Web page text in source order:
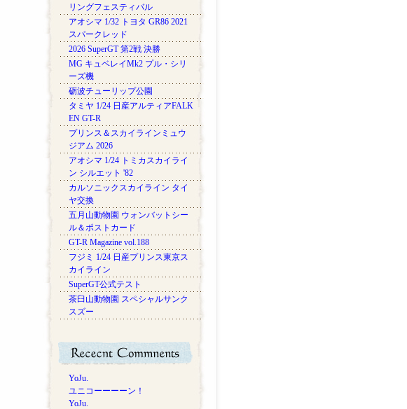
リングフェスティバル
アオシマ 1/32 トヨタ GR86 2021
スパークレッド
2026 SuperGT 第2戦 決勝
MG キュベレイMk2 プル・シリ
ーズ機
砺波チューリップ公園
タミヤ 1/24 日産アルティアFALK
EN GT-R
プリンス＆スカイラインミュウ
ジアム 2026
アオシマ 1/24 トミカスカイライ
ン シルエット '82
カルソニックスカイライン タイ
ヤ交換
五月山動物園 ウォンバットシー
ル＆ポストカード
GT-R Magazine vol.188
フジミ 1/24 日産プリンス東京ス
カイライン
SuperGT公式テスト
茶臼山動物園 スペシャルサンク
スズー
YoJu.
ユニコーーーーン！
YoJu.